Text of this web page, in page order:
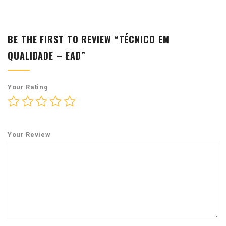
BE THE FIRST TO REVIEW “TÉCNICO EM
QUALIDADE – EAD”
Your Rating
Your Review